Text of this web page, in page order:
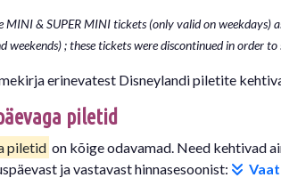
& SUPER MINI tickets (only valid on weekdays)
weekends) ; these tickets were discontinued in order
erinevatest Disneylandi piletite
piletid
piletid on kõige odavamad. Need kehtivad
ja vastavast hinnasesoonist: